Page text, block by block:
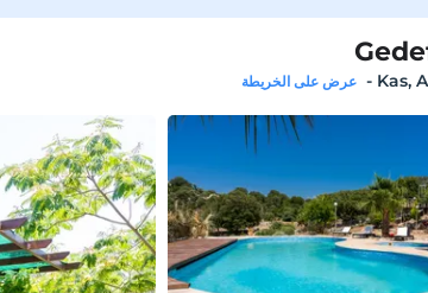
Kas,
- عرض على الخريطة